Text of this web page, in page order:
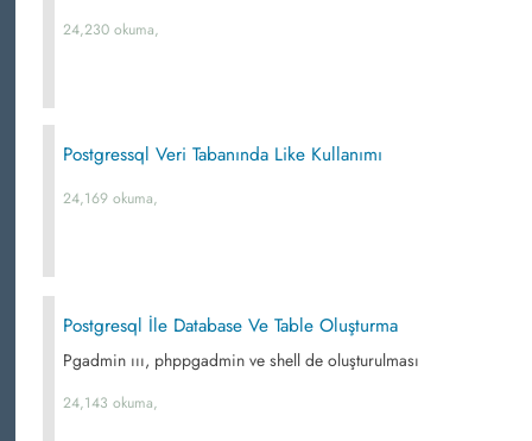
24,230 okuma,
Postgressql Veri Tabanında Like Kullanımı
24,169 okuma,
Postgresql İle Database Ve Table Oluşturma
Pgadmin ııı, phppgadmin ve shell de oluşturulması
24,143 okuma,